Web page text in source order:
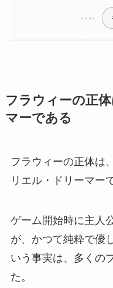
フラウィーの正
マーである
フラウィーの正体は
リエル・ドリーマー
ゲーム開始時に主人
が、かつて純粋で優
いう事実は、多くの
た。